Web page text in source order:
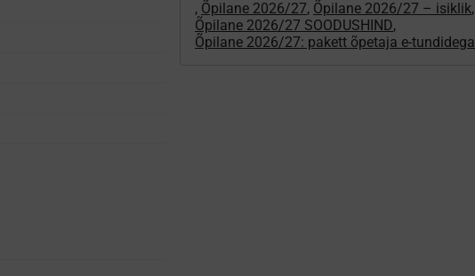
, Õpilane 2026/27, Õpilane 2026/27 – isiklik,
Õpilane 2026/27 SOODUSHIND,
Õpilane 2026/27: pakett õpetaja e-tundidega